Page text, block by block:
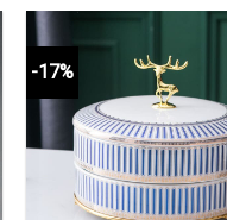
-17%